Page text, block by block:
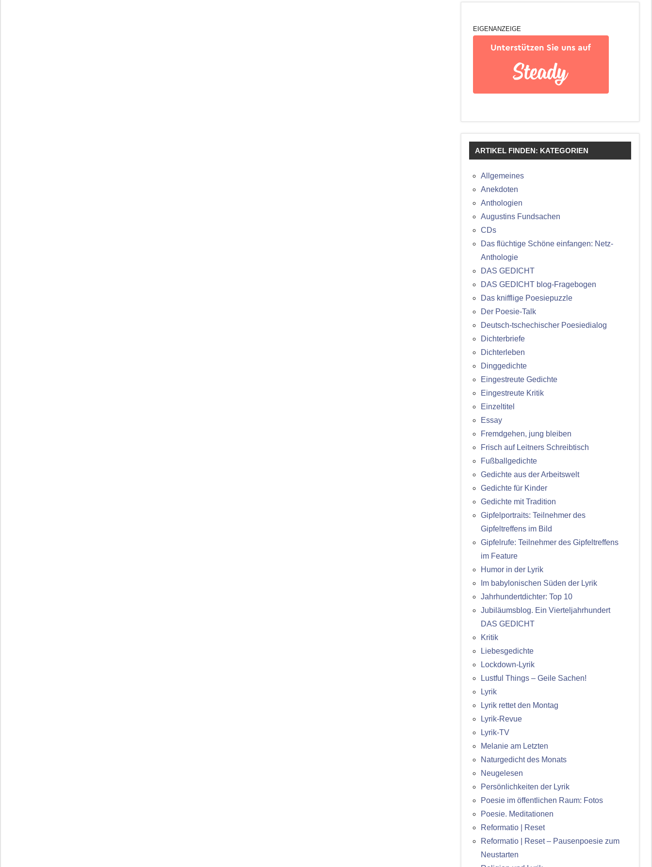
EIGENANZEIGE
ARTIKEL FINDEN: KATEGORIEN
Allgemeines
Anekdoten
Anthologien
Augustins Fundsachen
CDs
Das flüchtige Schöne einfangen: Netz-
Anthologie
DAS GEDICHT
DAS GEDICHT blog-Fragebogen
Das knifflige Poesiepuzzle
Der Poesie-Talk
Deutsch-tschechischer Poesiedialog
Dichterbriefe
Dichterleben
Dinggedichte
Eingestreute Gedichte
Eingestreute Kritik
Einzeltitel
Essay
Fremdgehen, jung bleiben
Frisch auf Leitners Schreibtisch
Fußballgedichte
Gedichte aus der Arbeitswelt
Gedichte für Kinder
Gedichte mit Tradition
Gipfelportraits: Teilnehmer des
Gipfeltreffens im Bild
Gipfelrufe: Teilnehmer des Gipfeltreffens
im Feature
Humor in der Lyrik
Im babylonischen Süden der Lyrik
Jahrhundertdichter: Top 10
Jubiläumsblog. Ein Vierteljahrhundert
DAS GEDICHT
Kritik
Liebesgedichte
Lockdown-Lyrik
Lustful Things – Geile Sachen!
Lyrik
Lyrik rettet den Montag
Lyrik-Revue
Lyrik-TV
Melanie am Letzten
Naturgedicht des Monats
Neugelesen
Persönlichkeiten der Lyrik
Poesie im öffentlichen Raum: Fotos
Poesie. Meditationen
Reformatio | Reset
Reformatio | Reset – Pausenpoesie zum
Neustarten